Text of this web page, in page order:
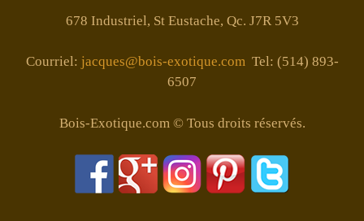
678 Industriel, St Eustache, Qc. J7R 5V3
Courriel: jacques@bois-exotique.comTel: (514) 893-
6507
Bois-Exotique.com © Tous droits réservés.